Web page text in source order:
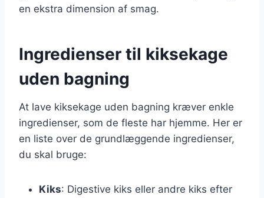
en ekstra dimension af smag.
Ingredienser til kiksekage
uden bagning
At lave kiksekage uden bagning kræver enkle
ingredienser, som de fleste har hjemme. Her er
en liste over de grundlæggende ingredienser,
du skal bruge:
Kiks: Digestive kiks eller andre kiks efter